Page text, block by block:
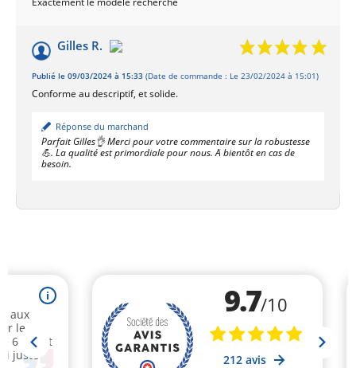
Gilles R.
Publié le 09/03/2024 à 15:33 (Date de commande : Le 23/02/2024 à 15:01)
Conforme au descriptif, et solide.
Réponse du marchand
Parfait Gilles👌 Merci pour votre commentaire sur la robustesse
💪. La qualité est primordiale pour nous. A bientôt en cas de
besoin.